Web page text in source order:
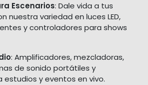
Escenarios: Dale vida a tus
nuestra variedad en luces LED,
y controladores para shows
: Amplificadores, mezcladoras,
de sonido portátiles y
estudios y eventos en vivo.